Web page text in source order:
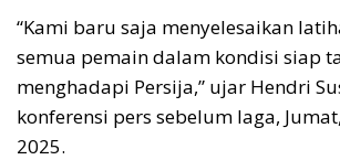
“Kami baru saja menyelesaikan
semua pemain dalam kondisi siap
menghadapi Persija,” ujar Hendri
konferensi pers sebelum laga,
2025.